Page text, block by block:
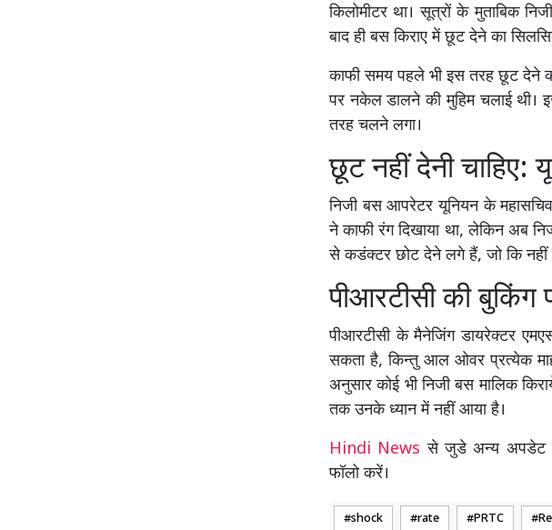
किलोमीटर था। सूत्रों के मुताबिक
बाद ही बस किराए में छूट देने का
काफी समय पहले भी इस तरह छूट देने
पर नकेल डालने की मुहिम चलाई थी।
तरह चलने लगा।
छूट नहीं देनी चाहिए:
निजी बस आपरेटर यूनियन के
ने काफी रंग दिखाया था, लेकिन अब
से कडंक्टर छोट देने लगे हैं, जो कि नहीं
पीआरटीसी की बुकिंग
पीआरटीसी के मैनेजिंग डायरेक्टर
सकता है, किन्तु आल ओवर प्रत्येक
अनुसार कोई भी निजी बस मालिक
तक उनके ध्यान में नहीं आया है।
Hindi Newsसे जुडे अन्य अपडेट
फॉलो करें।
shock rate PRTC